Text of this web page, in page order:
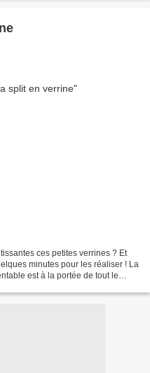
ces petites verrines ? Et
minutes pour les réaliser ! La
est à la portée de tout le